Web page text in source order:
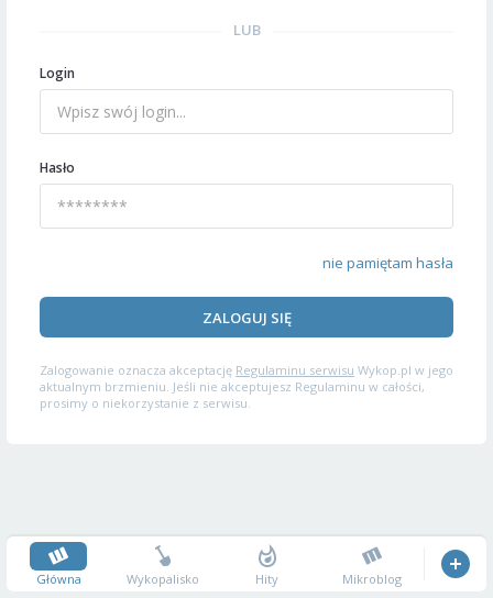
LUB
Login
Hasło
nie pamiętam hasła
ZALOGUJ SIĘ
Zalogowanie oznacza akceptację Regulaminu serwisu Wykop.pl w jego
aktualnym brzmieniu. Jeśli nie akceptujesz Regulaminu w całości,
prosimy o niekorzystanie z serwisu.
Główna Wykopalisko Hity Mikroblog